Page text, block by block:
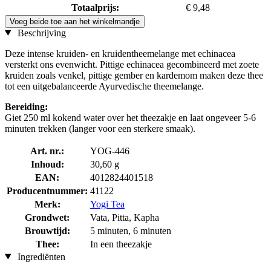
Totaalprijs:
€ 9,48
Voeg beide toe aan het winkelmandje
Beschrijving
Deze intense kruiden- en kruidentheemelange met echinacea
versterkt ons evenwicht. Pittige echinacea gecombineerd met zoete
kruiden zoals venkel, pittige gember en kardemom maken deze thee
tot een uitgebalanceerde Ayurvedische theemelange.
Bereiding:
Giet 250 ml kokend water over het theezakje en laat ongeveer 5-6
minuten trekken (langer voor een sterkere smaak).
Art. nr.:
YOG-446
Inhoud:
30,60 g
EAN:
4012824401518
Producentnummer: 41122
Merk:
Yogi Tea
Grondwet:
Vata, Pitta, Kapha
Brouwtijd:
5 minuten, 6 minuten
Thee:
In een theezakje
Ingrediënten